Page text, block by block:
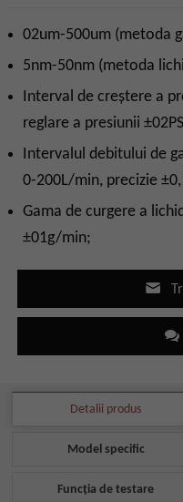
02um-500um (metoda
5nm-50nm (metoda
Interval de creștere a
reglare a presiunii
Intervalul debitului de
0-200L/min, precizie
Gama de curgere a
±01g/min;
Detalii produs
Model specific
Funcția de testare